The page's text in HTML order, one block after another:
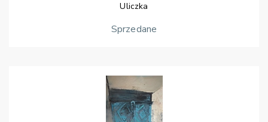
Uliczka
Sprzedane